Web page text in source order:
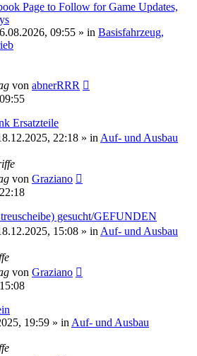
Page to Follow for Game Updates,
09:55 » in Basisfahrzeug,
von abnerRRR
Ersatzteile
22:18 » inAuf- und Ausbau
von Graziano
gesucht/GEFUNDEN
15:08 » inAuf- und Ausbau
von Graziano
19:59 » inAuf- und Ausbau